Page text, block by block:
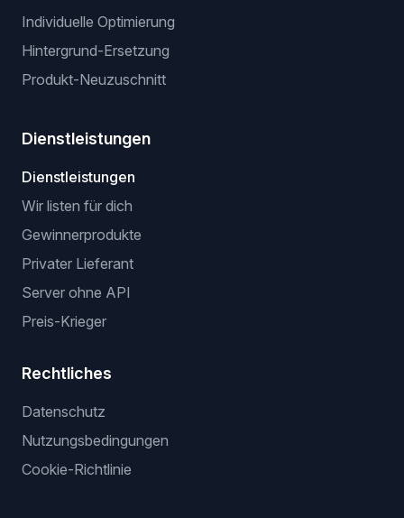
Individuelle Optimierung
Hintergrund-Ersetzung
Produkt-Neuzuschnitt
Dienstleistungen
Dienstleistungen
Wir listen für dich
Gewinnerprodukte
Privater Lieferant
Server ohne API
Preis-Krieger
Rechtliches
Datenschutz
Nutzungsbedingungen
Cookie-Richtlinie